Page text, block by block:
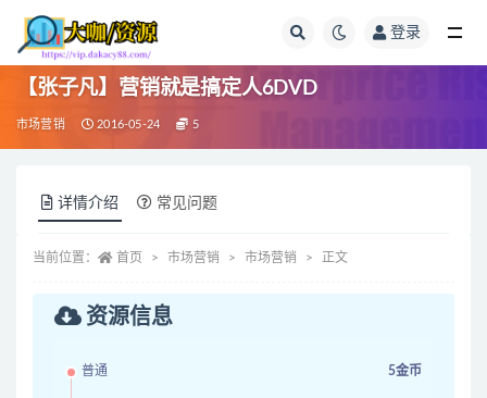
登录
【张子凡】营销就是搞定人6DVD
市场营销 2016-05-24 5
详情介绍 常见问题
当前位置： 首页 市场营销 市场营销 正文
资源信息
普通 5金币
全部